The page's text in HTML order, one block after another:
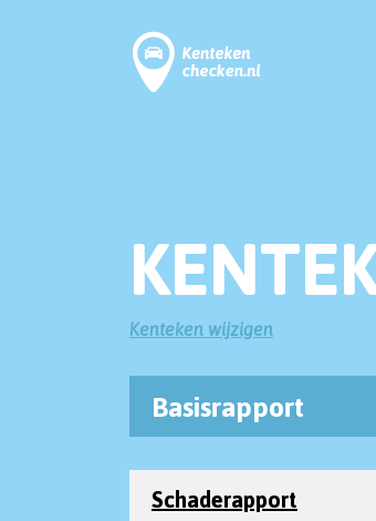
Kenteken wijzigen
Basisrapport
Schaderapport